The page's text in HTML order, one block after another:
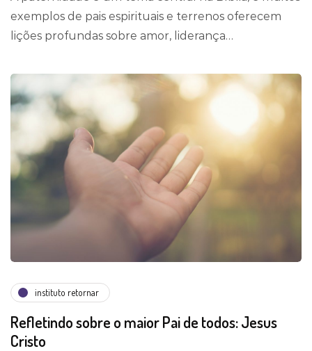
exemplos de pais espirituais e terrenos oferecem
lições profundas sobre amor, liderança…
instituto retornar
Refletindo sobre o maior Pai de todos: Jesus
Cristo